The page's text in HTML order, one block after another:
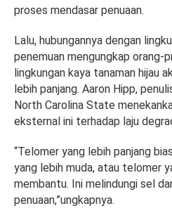
proses mendasar penuaan.
Lalu, hubungannya dengan
penemuan mengungkap orang-
lingkungan kaya tanaman hijau
lebih panjang. Aaron Hipp,
North Carolina State
eksternal ini terhadap laju
“Telomer yang lebih panjang
yang lebih muda, atau telomer
membantu. Ini melindungi sel
penuaan,”ungkapnya.